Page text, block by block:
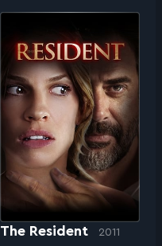
The Resident 2011